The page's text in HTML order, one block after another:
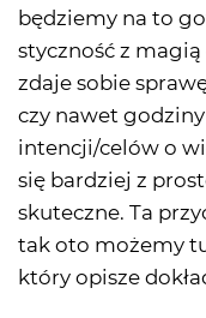
będziemy na to
styczność z
zdaje sobie
czy nawet
intencji/celów o
się bardziej z
skuteczne. Ta
tak oto możemy
który opisze